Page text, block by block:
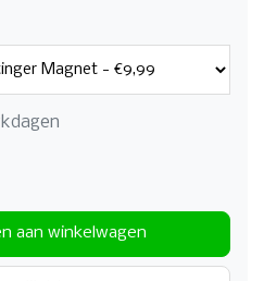
aan winkelwagen